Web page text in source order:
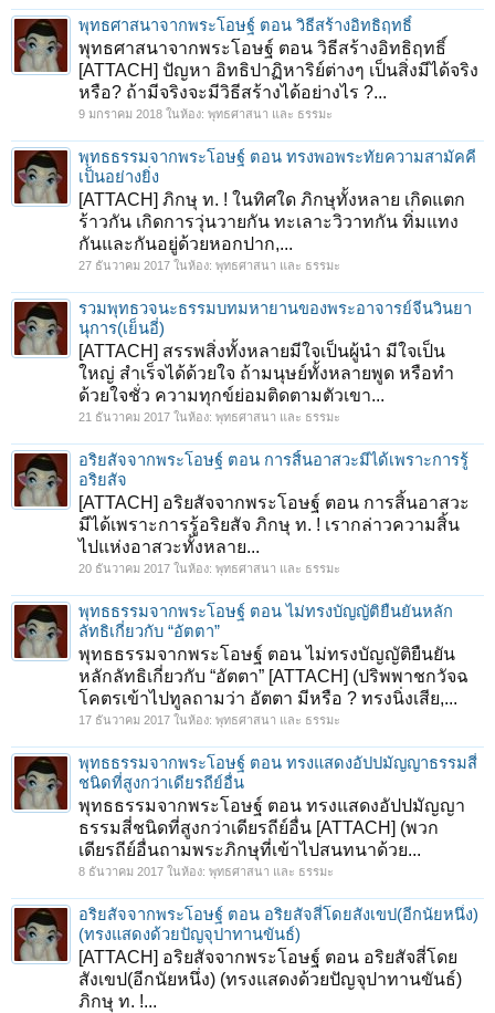
พุทธศาสนาจากพระโอษฐ์ ตอน วิธีสร้างอิทธิฤทธิ์
พุทธศาสนาจากพระโอษฐ์ ตอน วิธีสร้างอิทธิฤทธิ์
[ATTACH] ปัญหา อิทธิปาฏิหาริย์ต่างๆ เป็นสิ่งมีได้จริง
หรือ? ถ้ามีจริงจะมีวิธีสร้างได้อย่างไร ?...
9 มกราคม 2018 ในห้อง: พุทธศาสนา และ ธรรมะ
พุทธธรรมจากพระโอษฐ์ ตอน ทรงพอพระทัยความสามัคคี
เป็นอย่างยิ่ง
[ATTACH] ภิกษุ ท. ! ในทิศใด ภิกษุทั้งหลาย เกิดแตก
ร้าวกัน เกิดการวุ่นวายกัน ทะเลาะวิวาทกัน ทิ่มแทง
กันและกันอยู่ด้วยหอกปาก,...
27 ธันวาคม 2017 ในห้อง: พุทธศาสนา และ ธรรมะ
รวมพุทธวจนะธรรมบทมหายานของพระอาจารย์จีนวินยา
นุการ(เย็นอี่)
[ATTACH] สรรพสิ่งทั้งหลายมีใจเป็นผู้นำ มีใจเป็น
ใหญ่ สำเร็จได้ด้วยใจ ถ้ามนุษย์ทั้งหลายพูด หรือทำ
ด้วยใจชั่ว ความทุกข์ย่อมติดตามตัวเขา...
21 ธันวาคม 2017 ในห้อง: พุทธศาสนา และ ธรรมะ
อริยสัจจากพระโอษฐ์ ตอน การสิ้นอาสวะมีได้เพราะการรู้
อริยสัจ
[ATTACH] อริยสัจจากพระโอษฐ์ ตอน การสิ้นอาสวะ
มีได้เพราะการรู้อริยสัจ ภิกษุ ท. ! เรากล่าวความสิ้น
ไปแห่งอาสวะทั้งหลาย...
20 ธันวาคม 2017 ในห้อง: พุทธศาสนา และ ธรรมะ
พุทธธรรมจากพระโอษฐ์ ตอน ไม่ทรงบัญญัติยืนยันหลัก
ลัทธิเกี่ยวกับ “อัตตา”
พุทธธรรมจากพระโอษฐ์ ตอน ไม่ทรงบัญญัติยืนยัน
หลักลัทธิเกี่ยวกับ “อัตตา” [ATTACH] (ปริพพาชกวัจฉ
โคตรเข้าไปทูลถามว่า อัตตา มีหรือ ? ทรงนิ่งเสีย,...
17 ธันวาคม 2017 ในห้อง: พุทธศาสนา และ ธรรมะ
พุทธธรรมจากพระโอษฐ์ ตอน ทรงแสดงอัปปมัญญาธรรมสี่
ชนิดที่สูงกว่าเดียรถีย์อื่น
พุทธธรรมจากพระโอษฐ์ ตอน ทรงแสดงอัปปมัญญา
ธรรมสี่ชนิดที่สูงกว่าเดียรถีย์อื่น [ATTACH] (พวก
เดียรถีย์อื่นถามพระภิกษุที่เข้าไปสนทนาด้วย...
8 ธันวาคม 2017 ในห้อง: พุทธศาสนา และ ธรรมะ
อริยสัจจากพระโอษฐ์ ตอน อริยสัจสี่โดยสังเขป(อีกนัยหนึ่ง)
(ทรงแสดงด้วยปัญจุปาทานขันธ์)
[ATTACH] อริยสัจจากพระโอษฐ์ ตอน อริยสัจสี่โดย
สังเขป(อีกนัยหนึ่ง) (ทรงแสดงด้วยปัญจุปาทานขันธ์)
ภิกษุ ท. !...